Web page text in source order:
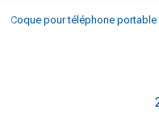
Coque pour téléphone portable